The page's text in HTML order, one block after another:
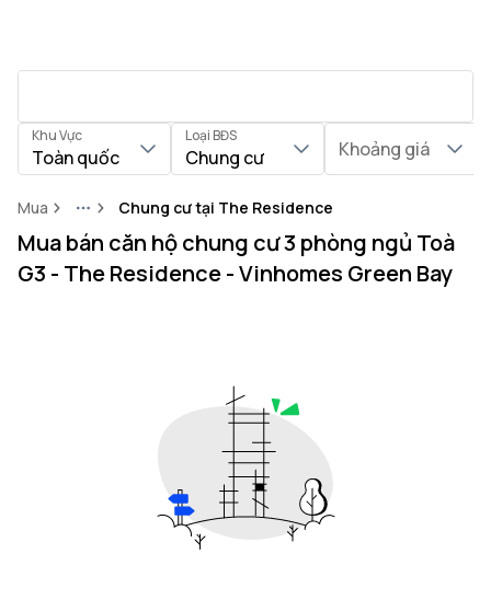
Khu Vực
Toàn quốc
Loại BĐS
Chung cư Khoảng giá
Mua MoreChung cư tại The Residence
Mua bán căn hộ chung cư 3 phòng ngủ Toà
G3 - The Residence - Vinhomes Green Bay